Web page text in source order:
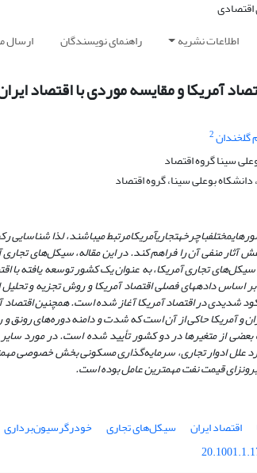
اطلاعات نشریه راهنمای نویسندگان ارسال
آمریکا و مقایسه موردی با اقتصاد
گلخندان2
سینا گروه اقتصاد
بوعلی سینا، گروه اقتصاد
مختلفباچرخهتجاریآمریکامرتبط می­باشند، لذا شناسایی
آثار منفی آن را فراهم ­کند. در این مقاله، سیکل‌های
سیکل‌های تجاری آمریکا، به عنوان یک کشور توسعه یافته
و روش تجزیه و تحلیل
شدیدیدر اقتصاد آمریکا آغاز شده است. همچنین اقتصاد آمریکا در دهه‌های 1980 و 1990 شاهد
و آمریکا حاکی از آن است که شدت و دامنه دوره‌های رونق
از متغیرها در دو کشور تأیید شده است. در مورد
علل ادوار تجاری، سرمایه‌گذاری مسکونی بخش خصوصی
قیمت نفت مهمترین عامل بوده است.
اقتصاد ایران سیکل‌های تجاری
خودرگرسیون‌‌برداری